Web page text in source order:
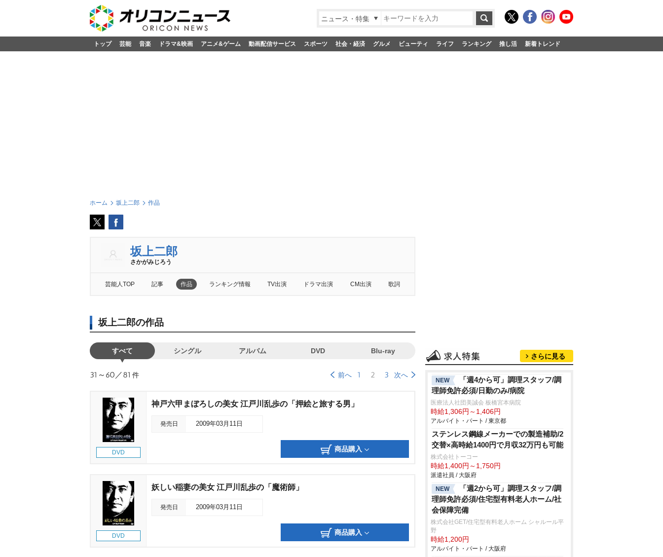
ニュース・特集
トップ 芸能 音楽 ドラマ&映画 アニメ&ゲーム 動画配信サービス スポーツ 社会・経済 グルメ ビューティ ライフ ランキング 推し活 新着トレンド
ホーム 坂上二郎 作品
坂上二郎
さかがみじろう
芸能人TOP 記事 作品 ランキング情報 TV出演 ドラマ出演 CM出演 歌詞
坂上二郎の作品
すべて シングル アルバム DVD Blu-ray
31～60／81 件 前へ 1 2 3 次へ
DVD
神戸六甲まぼろしの美女 江戸川乱歩の「押絵と旅する男」
発売日 2009年03月11日
商品購入
DVD
妖しい稲妻の美女 江戸川乱歩の「魔術師」
発売日 2009年03月11日
商品購入
さらに見る
NEW
「週4から可」調理スタッフ/調
理師免許必須/日勤のみ/病院
医療法人社団美誠会 板橋宮本病院
時給1,306円～1,406円
アルバイト・パート / 東京都
ステンレス鋼線メーカーでの製造補助/2
交替×高時給1400円で月収32万円も可能
株式会社トーコー
時給1,400円～1,750円
派遣社員 / 大阪府
NEW
「週2から可」調理スタッフ/調
理師免許必須/住宅型有料老人ホーム/社
会保障完備
株式会社GET/住宅型有料老人ホーム シャルール平
野
時給1,200円
アルバイト・パート / 大阪府